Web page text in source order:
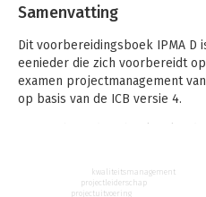
Samenvatting
Dit voorbereidingsboek IPMA D
eenieder die zich voorbereidt
examen projectmanagement
op basis van de ICB versie 4.
bevat een uitgebreide
en een groot aantal
projectuitvoering
projectleiderschap
kwaliteitsmanagement